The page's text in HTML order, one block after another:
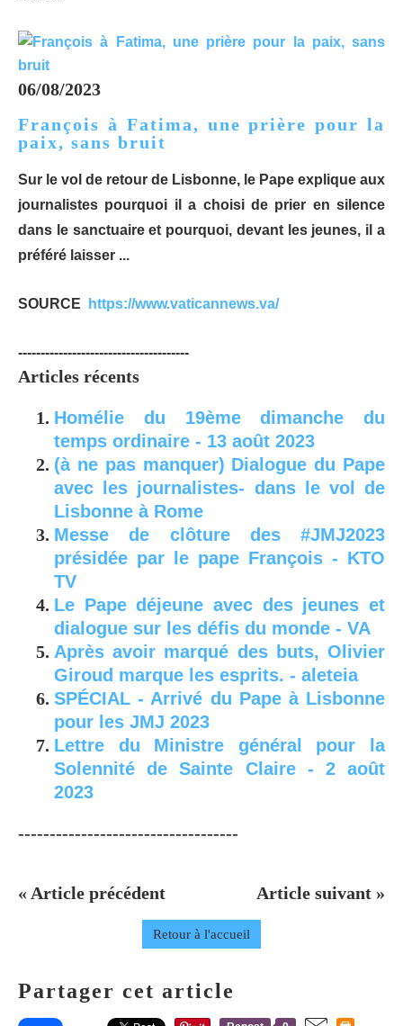
06/08/2023
François à Fatima, une prière pour la
paix, sans bruit
Sur le vol de retour de Lisbonne, le Pape explique aux
journalistes pourquoi il a choisi de prier en silence
dans le sanctuaire et pourquoi, devant les jeunes, il a
préféré laisser ...
SOURCE https://www.vaticannews.va/
--------------------------------------
Articles récents
Homélie du 19ème dimanche du
temps ordinaire - 13 août 2023
(à ne pas manquer) Dialogue du Pape
avec les journalistes- dans le vol de
Lisbonne à Rome
Messe de clôture des #JMJ2023
présidée par le pape François - KTO
TV
Le Pape déjeune avec des jeunes et
dialogue sur les défis du monde - VA
Après avoir marqué des buts, Olivier
Giroud marque les esprits. - aleteia
SPÉCIAL - Arrivé du Pape à Lisbonne
pour les JMJ 2023
Lettre du Ministre général pour la
Solennité de Sainte Claire - 2 août
2023
-----------------------------------
« Article précédent Article suivant »
Retour à l'accueil
Partager cet article